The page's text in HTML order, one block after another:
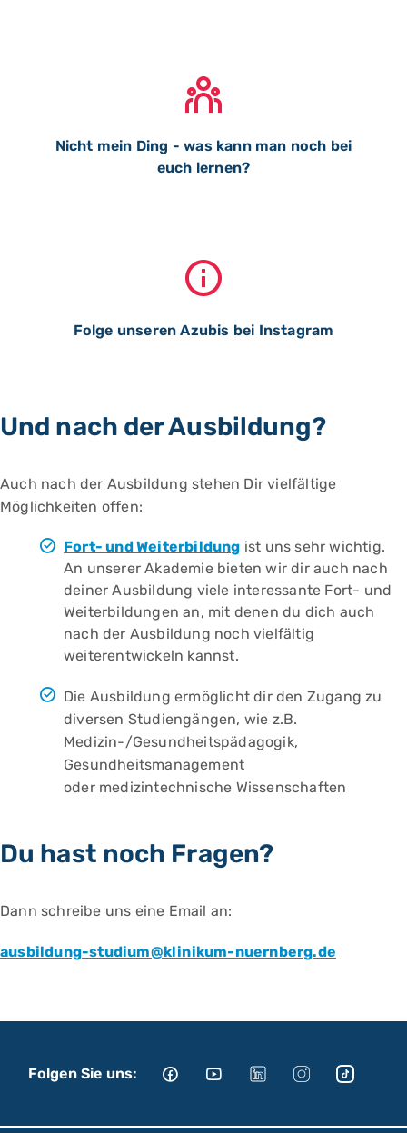
Nicht mein Ding - was kann man noch bei
euch lernen?
Folge unseren Azubis bei Instagram
Und nach der Ausbildung?
Auch nach der Ausbildung stehen Dir vielfältige
Möglichkeiten offen:
Fort- und Weiterbildung ist uns sehr wichtig.
An unserer Akademie bieten wir dir auch nach
deiner Ausbildung viele interessante Fort- und
Weiterbildungen an, mit denen du dich auch
nach der Ausbildung noch vielfältig
weiterentwickeln kannst.
Die Ausbildung ermöglicht dir den Zugang zu
diversen Studiengängen, wie z.B.
Medizin-/Gesundheitspädagogik,
Gesundheitsmanagement
oder medizintechnische Wissenschaften
Du hast noch Fragen?
Dann schreibe uns eine Email an:
ausbildung-studium@klinikum-nuernberg.de
Folgen Sie uns: